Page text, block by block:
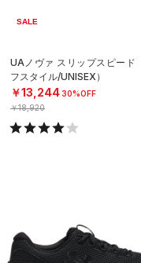
SALE
UAノヴァ スリップスピード
フスタイル/UNISEX）
￥13,24430%OFF
￥18,920